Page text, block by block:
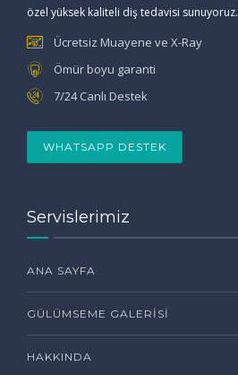
özel yüksek kaliteli diş tedavisi sunuyoruz.
Ücretsiz Muayene ve X-Ray
Ömür boyu garanti
7/24 Canlı Destek
WHATSAPP DESTEK
Servislerimiz
ANA SAYFA
GÜLÜMSEME GALERISI
HAKKINDA